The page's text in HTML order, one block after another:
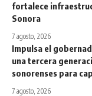
fortalece
Sonora
7 agosto, 2026
Impulsa el
una tercera
sonorenses para
7 agosto, 2026